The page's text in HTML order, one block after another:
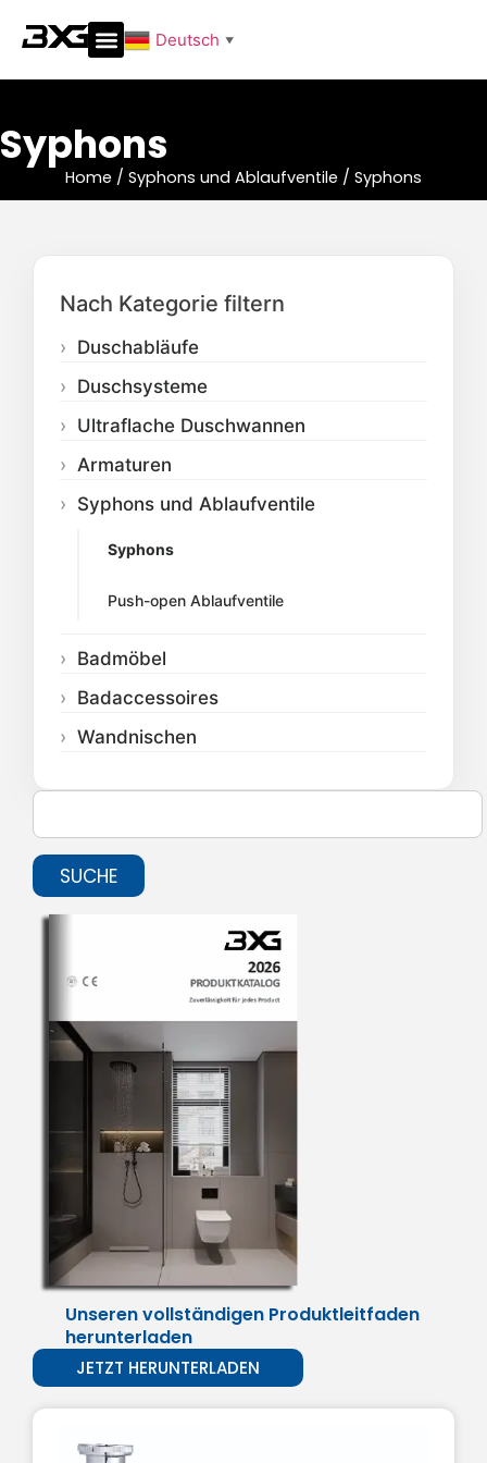
Deutsch ▼
Syphons
Home / Syphons und Ablaufventile / Syphons
Nach Kategorie filtern
Duschabläufe
Duschsysteme
Ultraflache Duschwannen
Armaturen
Syphons und Ablaufventile
Syphons
Push-open Ablaufventile
Badmöbel
Badaccessoires
Wandnischen
SUCHE
Unseren vollständigen Produktleitfaden
herunterladen
JETZT HERUNTERLADEN